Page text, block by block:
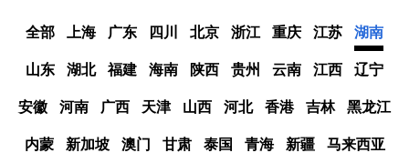
全部 上海 广东 四川 北京 浙江 重庆 江苏 湖南
山东 湖北 福建 海南 陕西 贵州 云南 江西 辽宁
安徽 河南 广西 天津 山西 河北 香港 吉林 黑龙江
内蒙 新加坡 澳门 甘肃 泰国 青海 新疆 马来西亚